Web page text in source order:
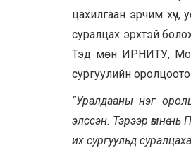
цахилгаан эрчим хүч,
суралцах эрхтэй
Тэд мөн ИРНИТУ,
сургуулийн
“Уралдааны нэг
элссэн. Тэрээр өмнө
их сургуульд